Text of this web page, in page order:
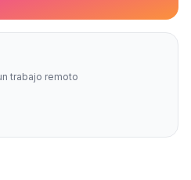
trabajo remoto